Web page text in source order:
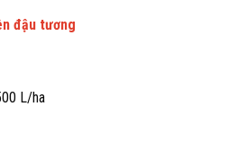
đậu tương
L/ha